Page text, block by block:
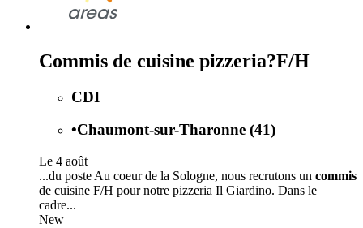
Commis de cuisine pizzeria?F/H
CDI
•Chaumont-sur-Tharonne (41)
Le 4 août
...du poste Au coeur de la Sologne, nous recrutons un commis
de cuisine F/H pour notre pizzeria Il Giardino. Dans le
cadre...
New